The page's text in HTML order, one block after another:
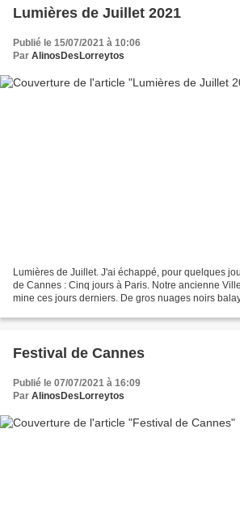
Lumières de Juillet 2021
Publié le 15/07/2021 à 10:06
Par AlinosDesLorreytos
Lumières de Juillet. J'ai échappé, pour quelques
de Cannes : Cinq jours à Paris. Notre ancienne
mine ces jours derniers. De gros nuages noirs
Festival de Cannes
Publié le 07/07/2021 à 16:09
Par AlinosDesLorreytos